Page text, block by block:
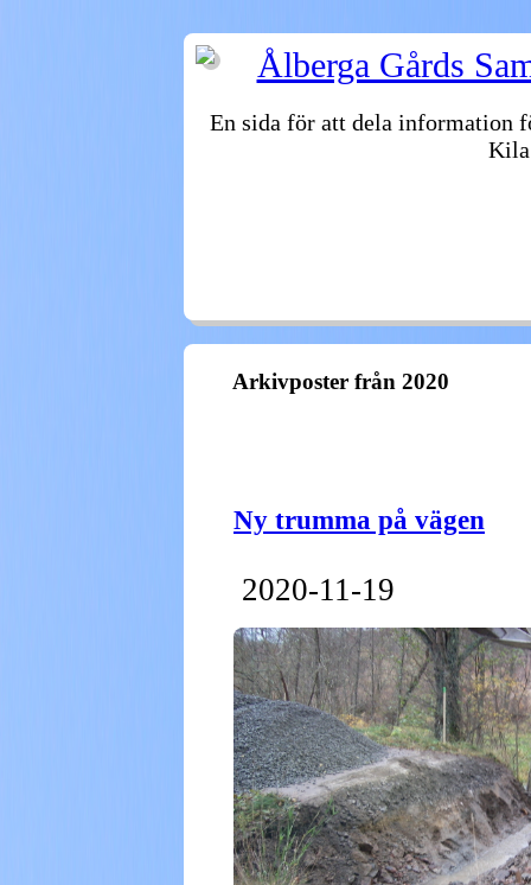
Ålberga Gårds
En sida för att dela information
Kila
Arkivposter från 2020
Ny trumma på vägen
2020-11-19